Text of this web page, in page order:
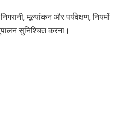
,​​मूल्यांकन और पर्यवेक्षण,नियमों
सुनिश्चित करना।